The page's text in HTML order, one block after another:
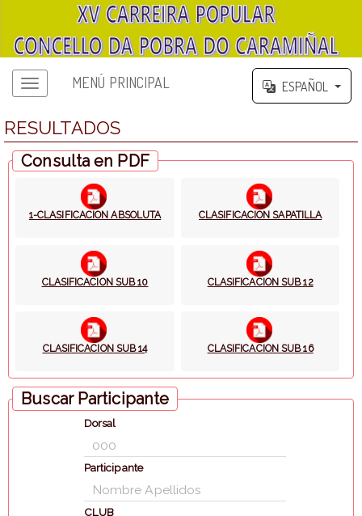
MENÚ PRINCIPAL ESPAÑOL
RESULTADOS
Consulta en PDF
1-CLASIFICACION ABSOLUTA CLASIFICACION SAPATILLA
CLASIFICACION SUB 10 CLASIFICACION SUB 12
CLASIFICACION SUB 14 CLASIFICACION SUB 16
Buscar Participante
Dorsal
Participante
CLUB